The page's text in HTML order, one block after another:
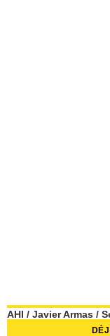
AHI / Javier Armas /